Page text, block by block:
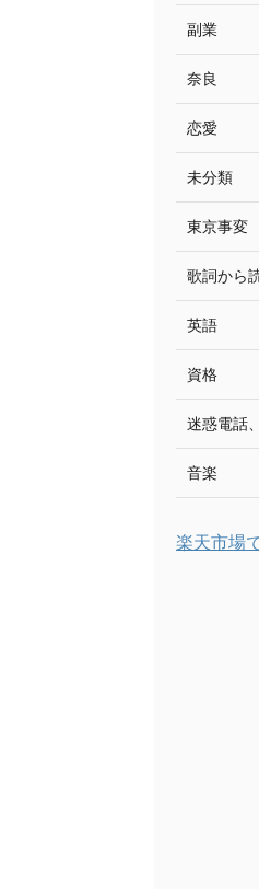
副業
奈良
恋愛
未分類
東京事変
歌詞から
英語
資格
迷惑電話
音楽
楽天市場